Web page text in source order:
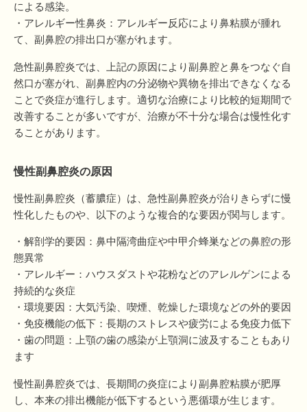
による感染。
・アレルギー性鼻炎：アレルギー反応により鼻粘膜が腫れ
て、副鼻腔の排出口が塞がれます。
急性副鼻腔炎では、上記の原因により副鼻腔と鼻をつなぐ自
然口が塞がれ、副鼻腔内の分泌物や異物を排出できなくなる
ことで炎症が進行します。適切な治療により比較的短期間で
改善することが多いですが、治療が不十分な場合は慢性化す
ることがあります。
慢性副鼻腔炎の原因
慢性副鼻腔炎（蓄膿症）は、急性副鼻腔炎が治りきらずに慢
性化したものや、以下のような複合的な要因が関与します。
・解剖学的要因：鼻中隔湾曲症や中甲介蜂巣などの鼻腔の形
態異常
・アレルギー：ハウスダストや花粉などのアレルゲンによる
持続的な炎症
・環境要因：大気汚染、喫煙、乾燥した環境などの外的要因
・免疫機能の低下：長期のストレスや疲労による免疫力低下
・歯の問題：上顎の歯の感染が上顎洞に波及することもあり
ます
慢性副鼻腔炎では、長期間の炎症により副鼻腔粘膜が肥厚
し、本来の排出機能が低下するという悪循環が生じます。